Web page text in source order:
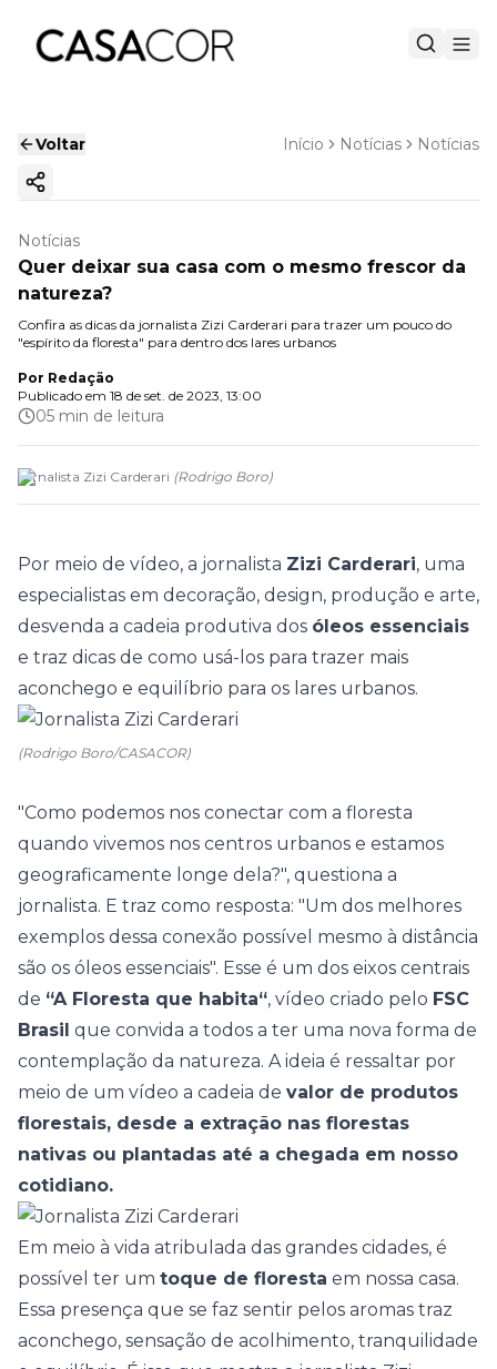
Voltar Início Notícias Notícias
Copiar link
Notícias
Quer deixar sua casa com o mesmo frescor da
natureza?
Confira as dicas da jornalista Zizi Carderari para trazer um pouco do
"espírito da floresta" para dentro dos lares urbanos
Por Redação
Publicado em 18 de set. de 2023, 13:00
05 min de leitura
Jornalista Zizi Carderari (Rodrigo Boro)
Por meio de vídeo, a jornalista Zizi Carderari, uma
especialistas em decoração, design, produção e arte,
desvenda a cadeia produtiva dos óleos essenciais
e traz dicas de como usá-los para trazer mais
aconchego e equilíbrio para os lares urbanos.
(Rodrigo Boro/CASACOR)
"Como podemos nos conectar com a floresta
quando vivemos nos centros urbanos e estamos
geograficamente longe dela?", questiona a
jornalista. E traz como resposta: "Um dos melhores
exemplos dessa conexão possível mesmo à distância
são os óleos essenciais". Esse é um dos eixos centrais
de “A Floresta que habita“, vídeo criado pelo FSC
Brasil que convida a todos a ter uma nova forma de
contemplação da natureza. A ideia é ressaltar por
meio de um vídeo a cadeia de valor de produtos
florestais, desde a extração nas florestas
nativas ou plantadas até a chegada em nosso
cotidiano.
Em meio à vida atribulada das grandes cidades, é
possível ter um toque de floresta em nossa casa.
Essa presença que se faz sentir pelos aromas traz
aconchego, sensação de acolhimento, tranquilidade